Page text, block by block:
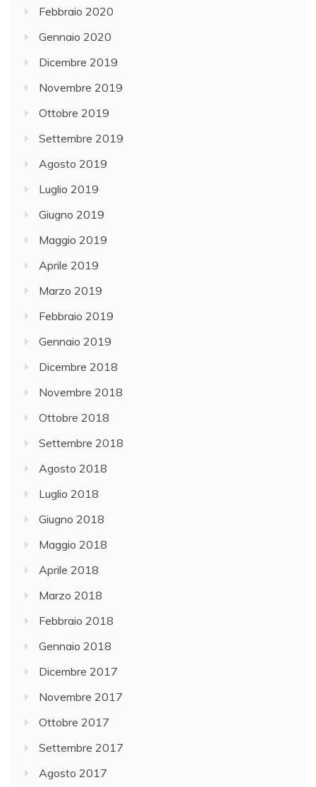
Febbraio 2020
Gennaio 2020
Dicembre 2019
Novembre 2019
Ottobre 2019
Settembre 2019
Agosto 2019
Luglio 2019
Giugno 2019
Maggio 2019
Aprile 2019
Marzo 2019
Febbraio 2019
Gennaio 2019
Dicembre 2018
Novembre 2018
Ottobre 2018
Settembre 2018
Agosto 2018
Luglio 2018
Giugno 2018
Maggio 2018
Aprile 2018
Marzo 2018
Febbraio 2018
Gennaio 2018
Dicembre 2017
Novembre 2017
Ottobre 2017
Settembre 2017
Agosto 2017